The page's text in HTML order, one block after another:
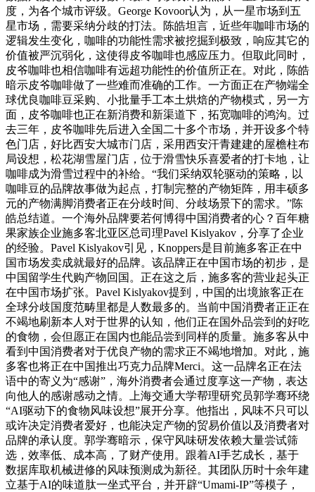
度，为各个城市评级。George Kovoor认为，从一星市场到五
星市场，需要采纳分歧的打法。陈皓坦言，近些年咖啡市场的
逻辑发生变化，咖啡的功能性需求被挖掘到极致，响应其它的
价值被严沉弱化，这使得皮爷咖啡也感应压力。但取此同时，
皮爷咖啡也相信咖啡有远超功能性的价值所正在。对此，陈皓
暗示皮爷咖啡做了一些难而准确的工作。一方面正在产物端全
球优良咖啡豆采购、小批量手工本土烘焙的产物模式，另一方
面，皮爷咖啡也正在新消费和新渠道下，拓宽咖啡的鸿沟。过
去三年，皮爷咖啡先后进入全国二十多个市场，并开设多个特
色门店，好比西安大城市门店，采用西安汗青建建的屋檐柱布
局设想，松花湖雪屋门店，位于滑雪快乐喜爱者的打卡地，让
咖啡成为滑雪过程中的补给。“我们采纳双轮驱动的策略，以
咖啡豆的品牌故事做为起点，打制完整的产物矩阵，用丰硕多
元的产物满脚消费者正在分歧时间、分歧场景下的需求。”陈
皓总结道。一个海外品牌要若何博得中国消费者的心？百年糖
果家族企业施多客北亚区总司理Pavel Kislyakov，分享了企业
的经验。Pavel Kislyakov引见，Knoppers是目前施多客正在中
国市场发卖成就最好的品牌。该品牌正在中国市场的初步，是
中国留学生代购产物回国。正在这之后，施多客的营业起头正
在中国市场扩张。Pavel Kislyakov提到，中国的出境旅客正在
全球分歧国度范畴里都是人数最多的。当前中国消费者正正在
不竭地刷新本人对于世界的认知，他们正在国外品尝到的好吃
的食物，会但愿正在国内也能品尝到同样的质量。施多客从中
看到中国消费者对于优良产物的需求正不竭地增加。对此，施
多客也将正在中国推出巧克力品牌Merci。这一品牌名正在法
语中的寄义为“感谢”，海外消费者会通过度享这一产物，表达
向他人的感谢感动之情。上海交通大学帮理研究员郭学骞环绕
“AI驱动下的食物风味设想”展开分享。他指出，风味不只可以
或许决定消费者爱好，也能决定产物的贸易价值以及消费者对
品牌的承认度。郭学骞暗示，保守风味研发依赖大量尝试筛
选，效率低、成本高，了财产使用。跟着AI手艺成长，基于
数据库取机械进修的风味预测成为新径。其团队历时十余年建
立基于AI的味道肽一坐式平台，并开辟“Umami-IP”等模子，